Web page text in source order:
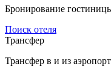
Бронирование
Поиск отеля
Трансфер
Трансфер в и из